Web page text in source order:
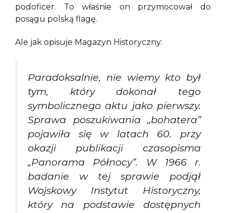
podoficer. To właśnie on przymocował do
posągu polską flagę.
Ale jak opisuje Magazyn Historyczny:
Paradoksalnie, nie wiemy kto był
tym, który dokonał tego
symbolicznego aktu jako pierwszy.
Sprawa poszukiwania „bohatera”
pojawiła się w latach 60. przy
okazji publikacji czasopisma
„Panorama Północy”. W 1966 r.
badanie w tej sprawie podjął
Wojskowy Instytut Historyczny,
który na podstawie dostępnych